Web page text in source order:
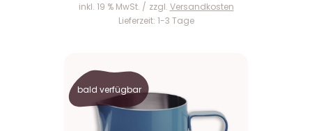
inkl. 19 % MwSt. zzgl. Versandkosten
Lieferzeit: 1-3 Tage
bald verfügbar